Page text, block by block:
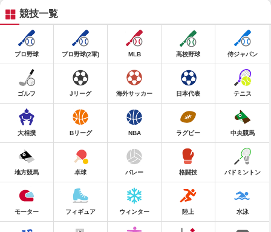
競技一覧
プロ野球 プロ野球(2軍) MLB 高校野球 侍ジャパン
ゴルフ Jリーグ 海外サッカー 日本代表 テニス
大相撲 Bリーグ NBA ラグビー 中央競馬
地方競馬 卓球 バレー 格闘技 バドミントン
モーター フィギュア ウィンター 陸上 水泳